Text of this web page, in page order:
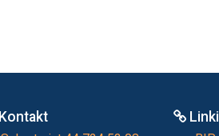
Kontakt Linki